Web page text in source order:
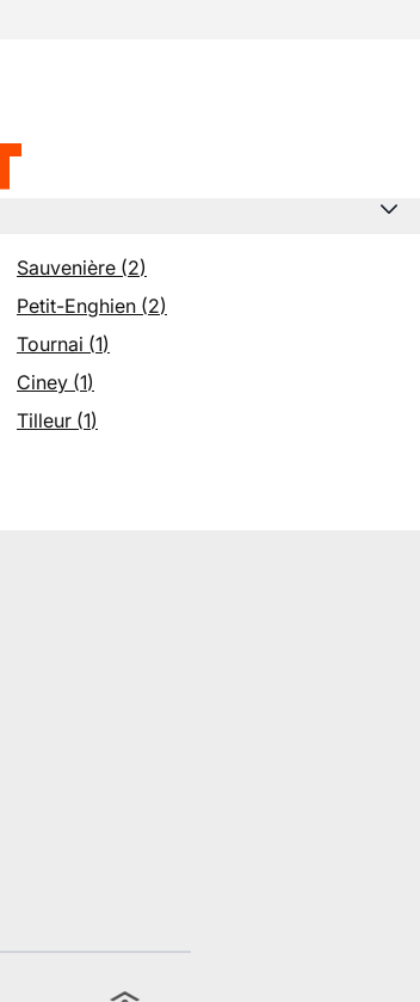
Sauvenière (2)
Petit-Enghien (2)
Tournai (1)
Ciney (1)
Tilleur (1)